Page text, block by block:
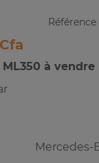
Référence
à vendre
Mercedes-